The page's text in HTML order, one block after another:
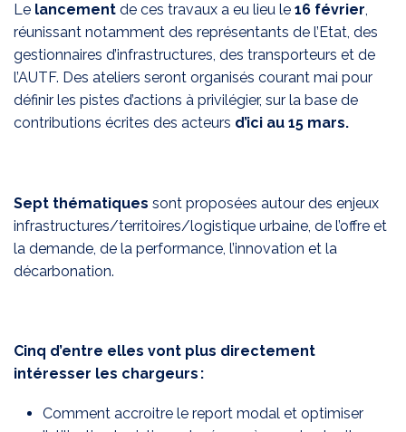
Le lancement de ces travaux a eu lieu le 16 février,
réunissant notamment des représentants de l’Etat, des
gestionnaires d’infrastructures, des transporteurs et de
l’AUTF. Des ateliers seront organisés courant mai pour
définir les pistes d’actions à privilégier, sur la base de
contributions écrites des acteurs d’ici au 15 mars.
Sept thématiques sont proposées autour des enjeux
infrastructures/territoires/logistique urbaine, de l’offre et
la demande, de la performance, l’innovation et la
décarbonation.
Cinq d’entre elles vont plus directement
intéresser les chargeurs :
Comment accroitre le report modal et optimiser